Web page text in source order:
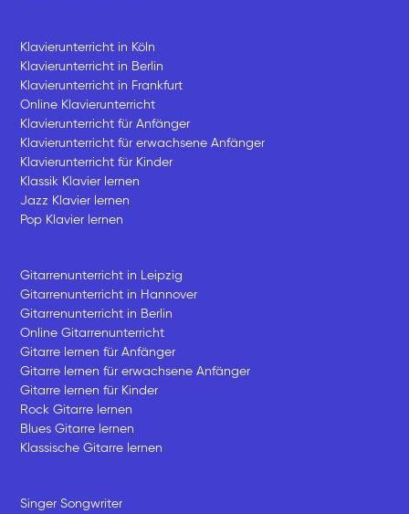
Klavierunterricht in Köln
Klavierunterricht in Berlin
Klavierunterricht in Frankfurt
Online Klavierunterricht
Klavierunterricht für Anfänger
Klavierunterricht für erwachsene Anfänger
Klavierunterricht für Kinder
Klassik Klavier lernen
Jazz Klavier lernen
Pop Klavier lernen
Gitarrenunterricht in Leipzig
Gitarrenunterricht in Hannover
Gitarrenunterricht in Berlin
Online Gitarrenunterricht
Gitarre lernen für Anfänger
Gitarre lernen für erwachsene Anfänger
Gitarre lernen für Kinder
Rock Gitarre lernen
Blues Gitarre lernen
Klassische Gitarre lernen
Singer Songwriter